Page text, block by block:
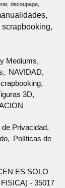
decoupage
scrapbooking
Mediums
NAVIDAD
3D
de Privacidad
Políticas de
ES SOLO
- 35017